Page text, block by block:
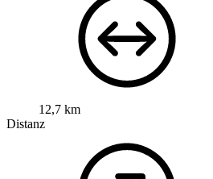
12,7 km
Distanz